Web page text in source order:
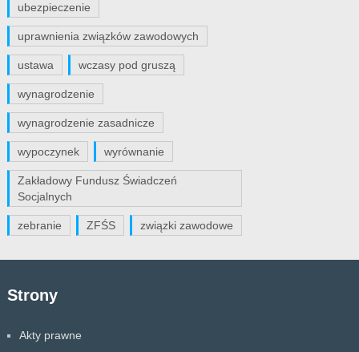
ubezpieczenie
uprawnienia związków zawodowych
ustawa wczasy pod gruszą
wynagrodzenie
wynagrodzenie zasadnicze
wypoczynek wyrównanie
Zakładowy Fundusz Świadczeń
Socjalnych
zebranie ZFŚS związki zawodowe
Strony
Akty prawne